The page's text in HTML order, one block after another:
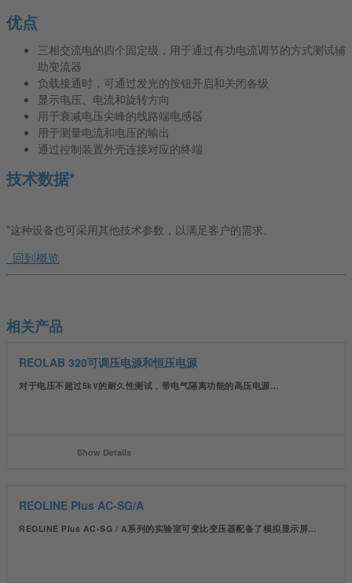
优点
三相交流电的四个固定级，用于通过有功电流调节的方式测试辅
助变流器
负载接通时，可通过发光的按钮开启和关闭各级
显示电压、电流和旋转方向
用于衰减电压尖峰的线路端电感器
用于测量电流和电压的输出
通过控制装置外壳连接对应的终端
技术数据*
*这种设备也可采用其他技术参数，以满足客户的需求。
回到概览
相关产品
REOLAB 320可调压电源和恒压电源
对于电压不超过5kV的耐久性测试，带电气隔离功能的高压电源…
Show Details
REOLINE Plus AC-SG/A
REOLINE Plus AC-SG / A系列的实验室可变比变压器配备了模拟显示屏…